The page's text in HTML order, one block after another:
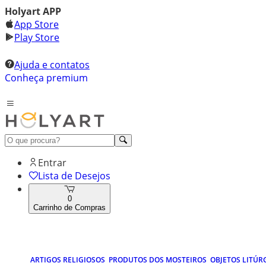
Holyart APP
App Store
Play Store
Ajuda e contatos
Conheça premium
Entrar
Lista de Desejos
0
Carrinho de Compras
ARTIGOS RELIGIOSOS PRODUTOS DOS MOSTEIROS OBJETOS